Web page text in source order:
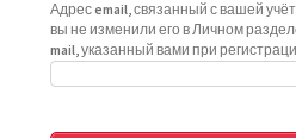
Адрес email, связанный с вашей
вы не изменили его в Личном
mail, указанный вами при